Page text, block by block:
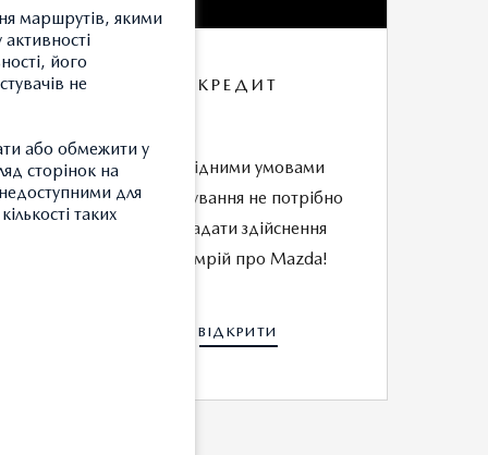
КРЕДИТ
З вигідними умовами
кредитування не потрібно
відкладати здійснення
своїх мрій про Mazda!
ВІДКРИТИ
маршрутів, якими
його
не
або обмежити у
сторінок на
для
таких